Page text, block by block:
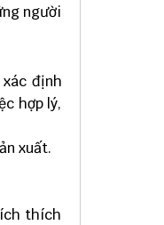
người
định
hợp lý,
xuất.
thích